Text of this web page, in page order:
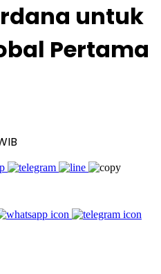
untuk
Pertama